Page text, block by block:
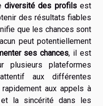
diversité des profilsest
des résultats fiables
que les chances sont
peut potentiellement
ses chances, il est
plusieurs plateformes
aux différentes
aux appels à
et la sincérité dans les